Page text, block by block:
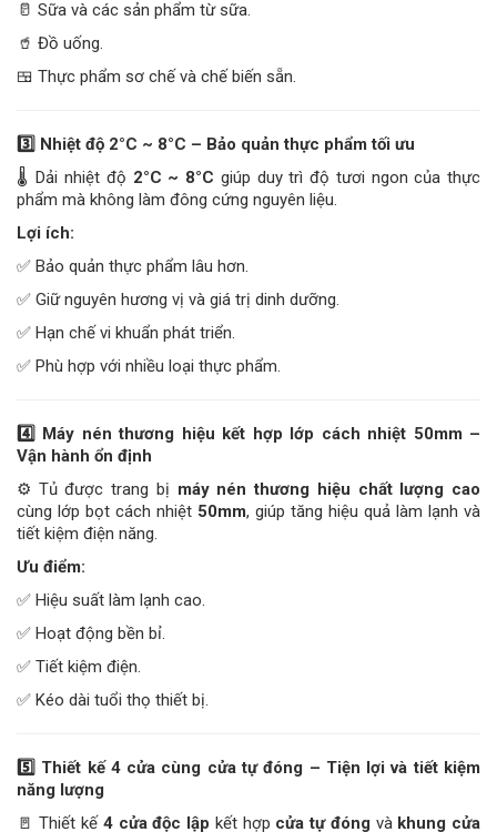
🥛 Sữa và các sản phẩm từ sữa.
🥤 Đồ uống.
🍱 Thực phẩm sơ chế và chế biến sẵn.
3️ Nhiệt độ 2°C ~ 8°C – Bảo quản thực phẩm tối ưu
🌡️ Dải nhiệt độ 2°C ~ 8°C giúp duy trì độ tươi ngon của thực
phẩm mà không làm đông cứng nguyên liệu.
Lợi ích:
✅ Bảo quản thực phẩm lâu hơn.
✅ Giữ nguyên hương vị và giá trị dinh dưỡng.
✅ Hạn chế vi khuẩn phát triển.
✅ Phù hợp với nhiều loại thực phẩm.
4️ Máy nén thương hiệu kết hợp lớp cách nhiệt 50mm –
Vận hành ổn định
⚙️ Tủ được trang bị máy nén thương hiệu chất lượng cao
cùng lớp bọt cách nhiệt 50mm, giúp tăng hiệu quả làm lạnh và
tiết kiệm điện năng.
Ưu điểm:
✅ Hiệu suất làm lạnh cao.
✅ Hoạt động bền bỉ.
✅ Tiết kiệm điện.
✅ Kéo dài tuổi thọ thiết bị.
5️ Thiết kế 4 cửa cùng cửa tự đóng – Tiện lợi và tiết kiệm
năng lượng
🚪 Thiết kế 4 cửa độc lập kết hợp cửa tự đóng và khung cửa